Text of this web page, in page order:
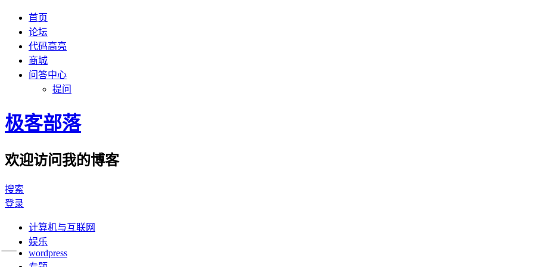
首页
论坛
代码高亮
商城
问答中心
提问
极客部落
欢迎访问我的博客
搜索
登录
计算机与互联网
娱乐
wordpress